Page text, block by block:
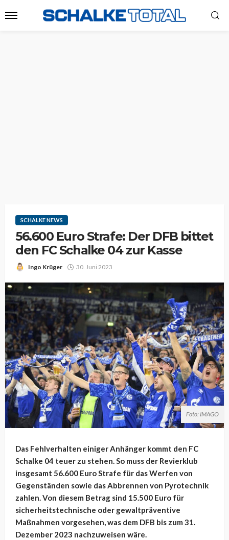
SCHALKE NEWS
56.600 Euro Strafe: Der DFB bittet
den FC Schalke 04 zur Kasse
Ingo Krüger 30. Juni 2023
Foto: IMAGO
Das Fehlverhalten einiger Anhänger kommt den FC
Schalke 04 teuer zu stehen. So muss der Revierklub
insgesamt 56.600 Euro Strafe für das Werfen von
Gegenständen sowie das Abbrennen von Pyrotechnik
zahlen. Von diesem Betrag sind 15.500 Euro für
sicherheitstechnische oder gewaltpräventive
Maßnahmen vorgesehen, was dem DFB bis zum 31.
Dezember 2023 nachzuweisen wäre.